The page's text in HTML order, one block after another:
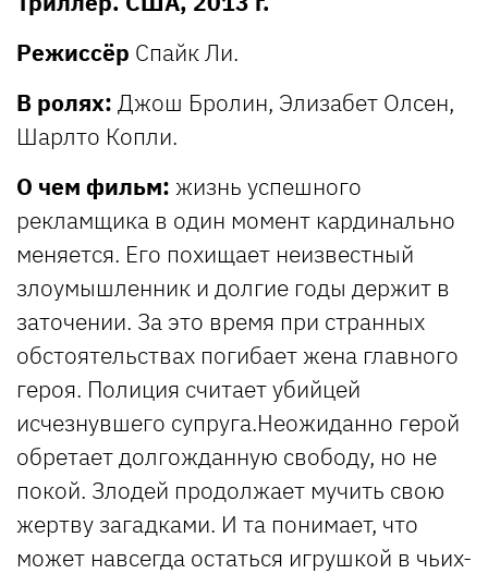
Режиссёр Спайк Ли.
В ролях: Джош Бролин, Элизабет Олсен,
Шарлто Копли.
О чем фильм: жизнь успешного
рекламщика в один момент кардинально
меняется. Его похищает неизвестный
злоумышленник и долгие годы держит в
заточении. За это время при странных
обстоятельствах погибает жена главного
героя. Полиция считает убийцей
исчезнувшего супруга.Неожиданно герой
обретает долгожданную свободу, но не
покой. Злодей продолжает мучить свою
жертву загадками. И та понимает, что
может навсегда остаться игрушкой в чьих-